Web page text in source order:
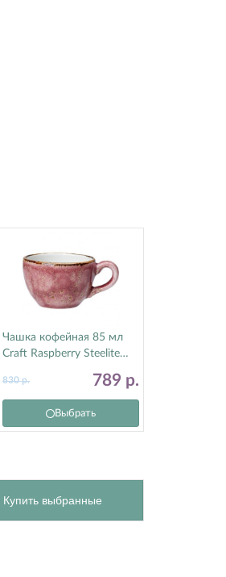
Чашка кофейная 85 мл
Craft Raspberry Steelite
789 р.
830р.
Выбрать
Купить выбранные